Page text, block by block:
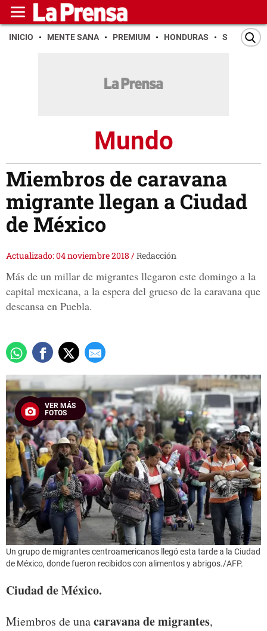
INICIO MENTE SANA PREMIUM HONDURAS SAN PEDRO
Mundo
Miembros de caravana
migrante llegan a Ciudad
de México
Actualizado: 04 noviembre 2018 /Redacción
Más de un millar de migrantes llegaron este domingo a la
capital mexicana, a la espera del grueso de la caravana que
descansa en Puebla.
VER MÁS
FOTOS
Un grupo de migrantes centroamericanos llegó esta tarde a la Ciudad
de México, donde fueron recibidos con alimentos y abrigos./AFP.
Ciudad de México.
Miembros de unacaravana de migrantes,